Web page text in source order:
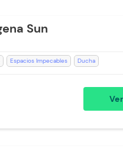
Sun
Espacios Impecables
Ducha
Netflix